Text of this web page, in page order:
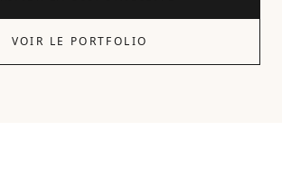
VOIR LE PORTFOLIO